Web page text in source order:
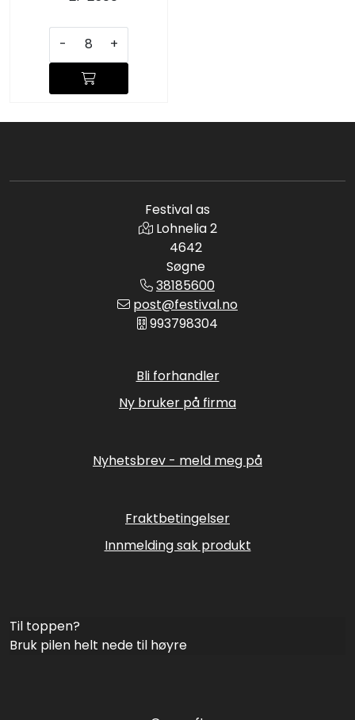
- +
Festival as
Lohnelia 2
4642
Søgne
38185600
post@festival.no
993798304
Bli forhandler
Ny bruker på firma
Nyhetsbrev - meld meg på
Fraktbetingelser
Innmelding sak produkt
Til toppen?
Bruk pilen helt nede til høyre